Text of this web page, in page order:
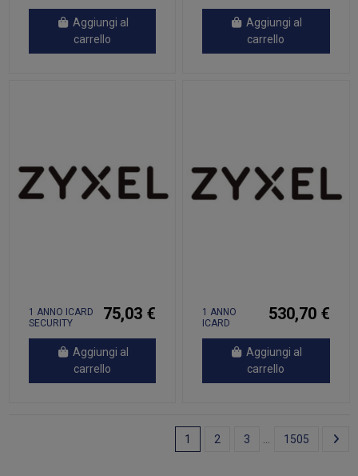
Aggiungi al
carrello
PACK RINN
Aggiungi al
carrello
1 ANNO ICARD
SECURITY
75,03 €
Aggiungi al
carrello
1 ANNO
ICARD
PACK, RINN
530,70 €
Aggiungi al
carrello
1 2 3 1505